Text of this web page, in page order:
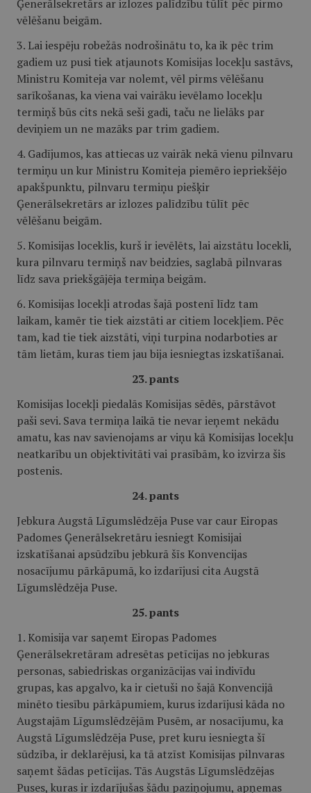
Ģenerālsekretārs ar izlozes palīdzību tūlīt pēc pirmo
vēlēšanu beigām.
3. Lai iespēju robežās nodrošinātu to, ka ik pēc trim
gadiem uz pusi tiek atjaunots Komisijas locekļu sastāvs,
Ministru Komiteja var nolemt, vēl pirms vēlēšanu
sarīkošanas, ka viena vai vairāku ievēlamo locekļu
termiņš būs cits nekā seši gadi, taču ne lielāks par
deviņiem un ne mazāks par trim gadiem.
4. Gadījumos, kas attiecas uz vairāk nekā vienu pilnvaru
termiņu un kur Ministru Komiteja piemēro iepriekšējo
apakšpunktu, pilnvaru termiņu piešķir
Ģenerālsekretārs ar izlozes palīdzību tūlīt pēc
vēlēšanu beigām.
5. Komisijas loceklis, kurš ir ievēlēts, lai aizstātu locekli,
kura pilnvaru termiņš nav beidzies, saglabā pilnvaras
līdz sava priekšgājēja termiņa beigām.
6. Komisijas locekļi atrodas šajā postenī līdz tam
laikam, kamēr tie tiek aizstāti ar citiem locekļiem. Pēc
tam, kad tie tiek aizstāti, viņi turpina nodarboties ar
tām lietām, kuras tiem jau bija iesniegtas izskatīšanai.
23. pants
Komisijas locekļi piedalās Komisijas sēdēs, pārstāvot
paši sevi. Sava termiņa laikā tie nevar ieņemt nekādu
amatu, kas nav savienojams ar viņu kā Komisijas locekļu
neatkarību un objektivitāti vai prasībām, ko izvirza šis
postenis.
24. pants
Jebkura Augstā Līgumslēdzēja Puse var caur Eiropas
Padomes Ģenerālsekretāru iesniegt Komisijai
izskatīšanai apsūdzību jebkurā šīs Konvencijas
nosacījumu pārkāpumā, ko izdarījusi cita Augstā
Līgumslēdzēja Puse.
25. pants
1. Komisija var saņemt Eiropas Padomes
Ģenerālsekretāram adresētas petīcijas no jebkuras
personas, sabiedriskas organizācijas vai indivīdu
grupas, kas apgalvo, ka ir cietuši no šajā Konvencijā
minēto tiesību pārkāpumiem, kurus izdarījusi kāda no
Augstajām Līgumslēdzējām Pusēm, ar nosacījumu, ka
Augstā Līgumslēdzēja Puse, pret kuru iesniegta šī
sūdzība, ir deklarējusi, ka tā atzīst Komisijas pilnvaras
saņemt šādas petīcijas. Tās Augstās Līgumslēdzējas
Puses, kuras ir izdarījušas šādu paziņojumu, apņemas